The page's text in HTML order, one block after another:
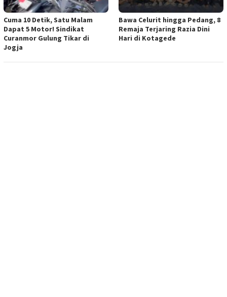
Cuma 10 Detik, Satu Malam
Dapat 5 Motor! Sindikat
Curanmor Gulung Tikar di
Jogja
Bawa Celurit hingga Pedang, 8
Remaja Terjaring Razia Dini
Hari di Kotagede